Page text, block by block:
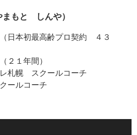
まもと しんや）
日本初最高齢プロ契約 ４３
２１年間）
札幌 スクールコーチ
ールコーチ